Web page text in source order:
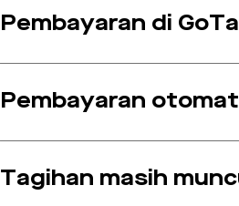
Pembayaran di
Pembayaran
Tagihan masih